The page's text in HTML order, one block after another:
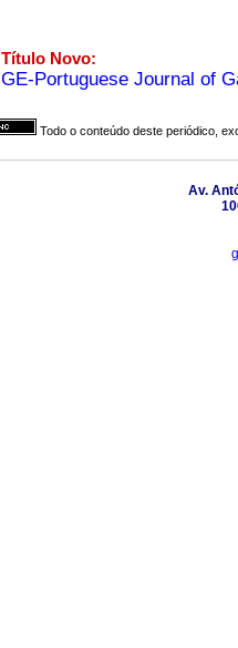
Título Novo:
GE-Portuguese Journal of
Todo o conteúdo deste periódico,
Av.